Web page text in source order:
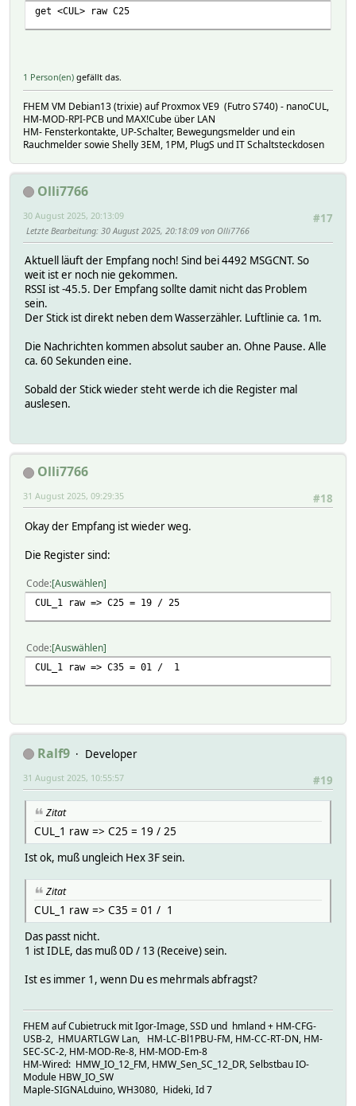
get <CUL> raw C25
1 Person(en) gefällt das.
FHEM VM Debian13 (trixie) auf Proxmox VE9 (Futro S740) - nanoCUL,
HM-MOD-RPI-PCB und MAX!Cube über LAN
HM- Fensterkontakte, UP-Schalter, Bewegungsmelder und ein
Rauchmelder sowie Shelly 3EM, 1PM, PlugS und IT Schaltsteckdosen
Olli7766
#17
30 August 2025, 20:13:09
Letzte Bearbeitung: 30 August 2025, 20:18:09 von Olli7766
Aktuell läuft der Empfang noch! Sind bei 4492 MSGCNT. So
weit ist er noch nie gekommen.
RSSI ist -45.5. Der Empfang sollte damit nicht das Problem
sein.
Der Stick ist direkt neben dem Wasserzähler. Luftlinie ca. 1m.
Die Nachrichten kommen absolut sauber an. Ohne Pause. Alle
ca. 60 Sekunden eine.
Sobald der Stick wieder steht werde ich die Register mal
auslesen.
Olli7766
#18
31 August 2025, 09:29:35
Okay der Empfang ist wieder weg.
Die Register sind:
Code Auswählen
CUL_1 raw => C25 = 19 / 25
Code Auswählen
CUL_1 raw => C35 = 01 / 1
Ralf9
Developer
#19
31 August 2025, 10:55:57
Zitat
CUL_1 raw => C25 = 19 / 25
Ist ok, muß ungleich Hex 3F sein.
Zitat
CUL_1 raw => C35 = 01 / 1
Das passt nicht.
1 ist IDLE, das muß 0D / 13 (Receive) sein.
Ist es immer 1, wenn Du es mehrmals abfragst?
FHEM auf Cubietruck mit Igor-Image, SSD und hmland + HM-CFG-
USB-2, HMUARTLGW Lan, HM-LC-Bl1PBU-FM, HM-CC-RT-DN, HM-
SEC-SC-2, HM-MOD-Re-8, HM-MOD-Em-8
HM-Wired: HMW_IO_12_FM, HMW_Sen_SC_12_DR, Selbstbau IO-
Module HBW_IO_SW
Maple-SIGNALduino, WH3080, Hideki, Id 7